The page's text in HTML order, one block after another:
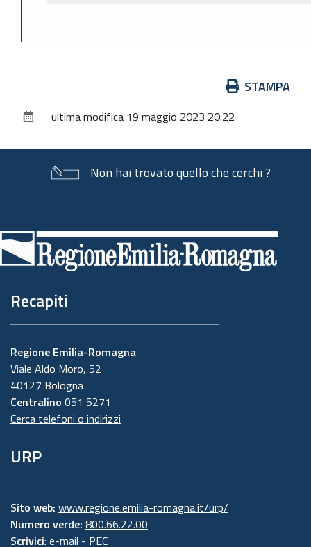
documento
STAMPA
ultima modifica 19 maggio 2023 20:22
Non hai trovato quello che cerchi ?
di
pagina
Recapiti
Regione Emilia-Romagna
Viale Aldo Moro, 52
40127 Bologna
Centralino 051 5271
Cerca telefoni o indirizzi
URP
Sito web: www.regione.emilia-romagna.it/urp/
Numero verde: 800.66.22.00
Scrivici: e-mail - PEC